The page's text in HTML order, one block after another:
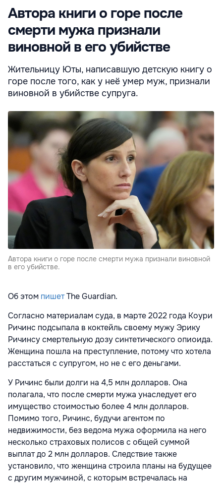
Автора книги о горе после
смерти мужа признали
виновной в его убийстве
Жительницу Юты, написавшую детскую книгу о
горе после того, как у неё умер муж, признали
виновной в убийстве супруга.
Автора книги о горе после смерти мужа признали виновной
в его убийстве.
Об этом пишетThe Guardian.
Согласно материалам суда, в марте 2022 года Коури
Ричинс подсыпала в коктейль своему мужу Эрику
Ричинсу смертельную дозу синтетического опиоида.
Женщина пошла на преступление, потому что хотела
расстаться с супругом, но не с его деньгами.
У Ричинс были долги на 4,5 млн долларов. Она
полагала, что после смерти мужа унаследует его
имущество стоимостью более 4 млн долларов.
Помимо того, Ричинс, будучи агентом по
недвижимости, без ведома мужа оформила на него
несколько страховых полисов с общей суммой
выплат до 2 млн долларов. Следствие также
установило, что женщина строила планы на будущее
с другим мужчиной, с которым встречалась на